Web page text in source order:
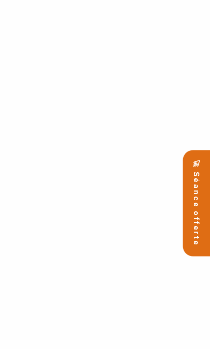
🚀 Séance offerte